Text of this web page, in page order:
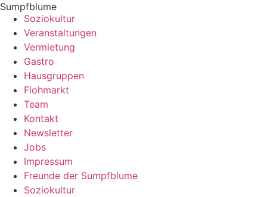
Sumpfblume
Soziokultur
Veranstaltungen
Vermietung
Gastro
Hausgruppen
Flohmarkt
Team
Kontakt
Newsletter
Jobs
Impressum
Freunde der Sumpfblume
Soziokultur